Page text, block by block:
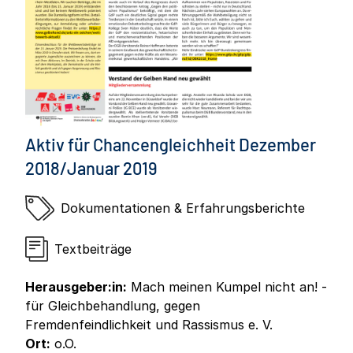
Aktiv für Chancengleichheit Dezember
2018/Januar 2019
Dokumentationen & Erfahrungsberichte
Textbeiträge
Herausgeber:in: Mach meinen Kumpel nicht an! -
für Gleichbehandlung, gegen
Fremdenfeindlichkeit und Rassismus e. V.
Ort: o.O.